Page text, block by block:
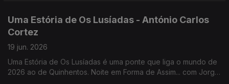
Uma Estória de Os Lusíadas - António Carlos
Cortez
19 jun. 2026
Uma Estória de Os Lusíadas é uma ponte que liga o mundo de
2026 ao de Quinhentos. Noite em Forma de Assim... com Jorge